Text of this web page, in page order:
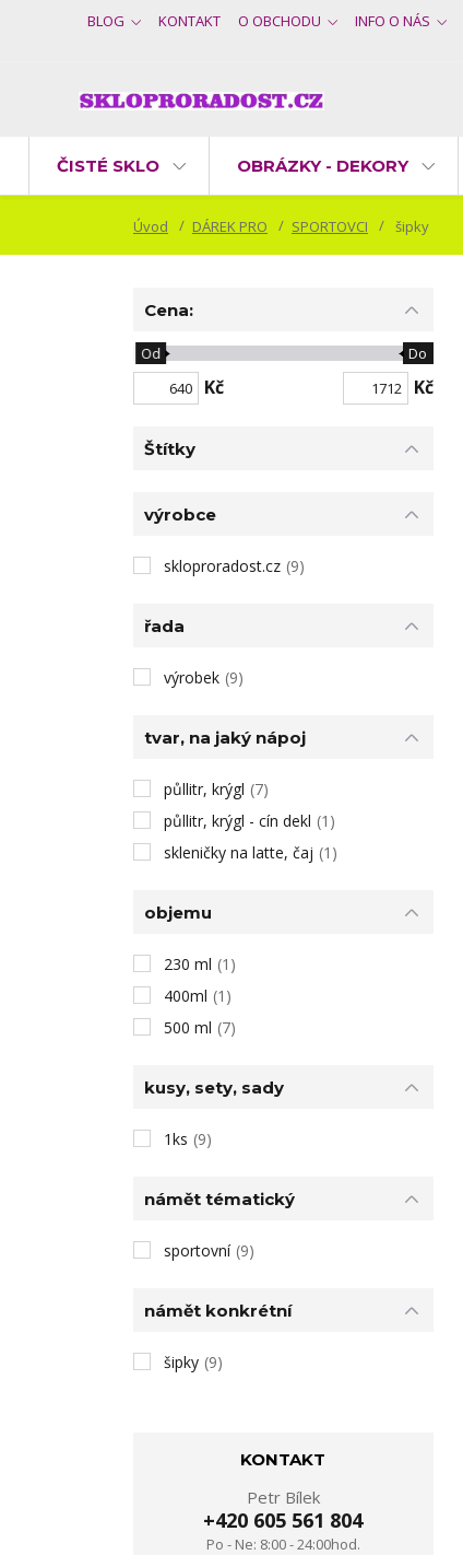
BLOG KONTAKT O OBCHODU INFO O NÁS
ČISTÉ SKLO OBRÁZKY - DEKORY
Úvod DÁREK PRO SPORTOVCI šipky
Cena:
Kč
Od Do
Kč
Štítky
výrobce
skloproradost.cz (9)
řada
výrobek (9)
tvar, na jaký nápoj
půllitr, krýgl (7)
půllitr, krýgl - cín dekl (1)
skleničky na latte, čaj (1)
objemu
230 ml (1)
400ml (1)
500 ml (7)
kusy, sety, sady
1ks (9)
námět tématický
sportovní (9)
námět konkrétní
šipky (9)
KONTAKT
Petr Bílek
+420 605 561 804
Po - Ne: 8:00 - 24:00hod.